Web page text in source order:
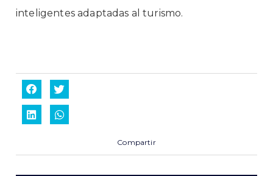
inteligentes adaptadas al turismo.
Compartir